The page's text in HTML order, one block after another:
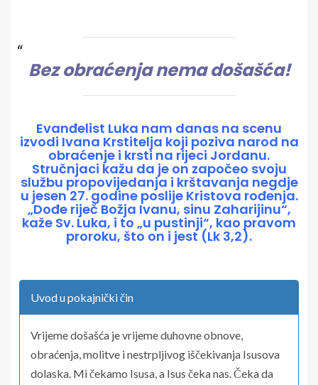
Bez obraćenja nema došašća!
Evanđelist Luka nam danas na scenu
izvodi Ivana Krstitelja koji poziva narod na
obraćenje i krsti na rijeci Jordanu.
Stručnjaci kažu da je on započeo svoju
službu propovijedanja i krštavanja negdje
u jesen 27. godine poslije Kristova rođenja.
„Dođe riječ Božja Ivanu, sinu Zaharijinu“,
kaže Sv. Luka, i to „u pustinji“, kao pravom
proroku, što on i jest (Lk 3,2).
Uvod u pokajnički čin
Vrijeme došašća je vrijeme duhovne obnove,
obraćenja, molitve i nestrpljivog iščekivanja Isusova
dolaska. Mi čekamo Isusa, a Isus čeka nas. Čeka da